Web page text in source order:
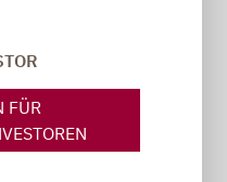
FÜR
Pop-
es eine gute
dafür eingesetzt
zu erkennen. KI